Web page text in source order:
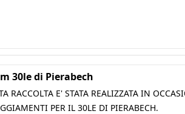
30le di Pierabech
RACCOLTA E' STATA REALIZZATA IN
PER IL 30LE DI PIERABECH.